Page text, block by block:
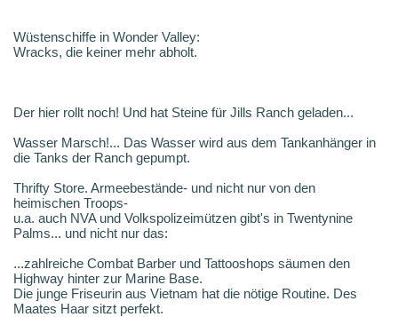
Wüstenschiffe in Wonder Valley:
Wracks, die keiner mehr abholt.
Der hier rollt noch! Und hat Steine für Jills Ranch geladen...
Wasser Marsch!... Das Wasser wird aus dem Tankanhänger in
die Tanks der Ranch gepumpt.
Thrifty Store. Armeebestände- und nicht nur von den
heimischen Troops-
u.a. auch NVA und Volkspolizeimützen gibt's in Twentynine
Palms... und nicht nur das:
...zahlreiche Combat Barber und Tattooshops säumen den
Highway hinter zur Marine Base.
Die junge Friseurin aus Vietnam hat die nötige Routine. Des
Maates Haar sitzt perfekt.